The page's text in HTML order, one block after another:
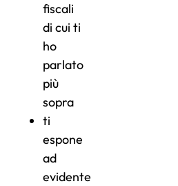
fiscali
di cui ti
ho
parlato
più
sopra
ti
espone
ad
evidente